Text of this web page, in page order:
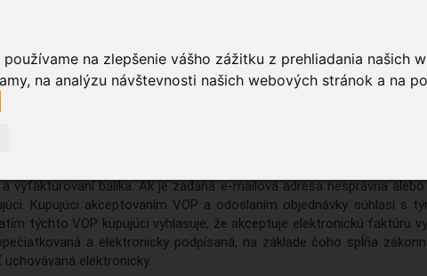
na zlepšenie vášho zážitku z prehliadania našich
na analýzu návštevnosti našich webových stránok a na
a balné: 5,- EUR.
na dobierku, je potrebné zaplatiť kuriérovi UPS, ktorý po
vyfakturovaní balíka. Ak je zadaná e-mailová adresa nesprávna
Kupujúci akceptovaním VOP a odoslaním objednávky súhlasí s
týchto VOP kupujúci vyhlasuje, že akceptuje elektronickú faktúru
a elektronicky podpísaná, na základe čoho spĺňa
elektronicky.